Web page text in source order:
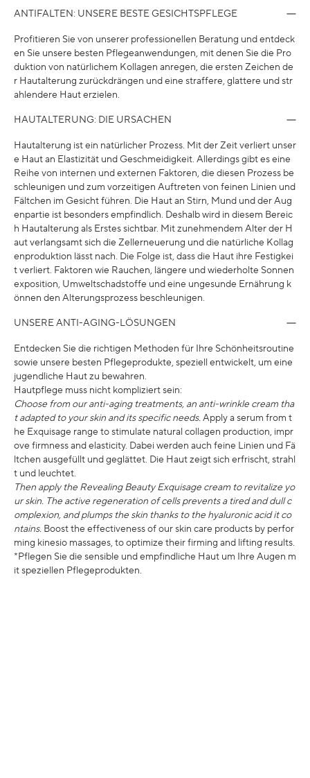
ANTIFALTEN: UNSERE BESTE GESICHTSPFLEGE
Profitieren Sie von unserer professionellen Beratung und entdeck
en Sie unsere besten Pflegeanwendungen, mit denen Sie die Pro
duktion von natürlichem Kollagen anregen, die ersten Zeichen de
r Hautalterung zurückdrängen und eine straffere, glattere und str
ahlendere Haut erzielen.
HAUTALTERUNG: DIE URSACHEN
Hautalterung ist ein natürlicher Prozess. Mit der Zeit verliert unser
e Haut an Elastizität und Geschmeidigkeit. Allerdings gibt es eine
Reihe von internen und externen Faktoren, die diesen Prozess be
schleunigen und zum vorzeitigen Auftreten von feinen Linien und
Fältchen im Gesicht führen. Die Haut an Stirn, Mund und der Aug
enpartie ist besonders empfindlich. Deshalb wird in diesem Bereic
h Hautalterung als Erstes sichtbar. Mit zunehmendem Alter der H
aut verlangsamt sich die Zellerneuerung und die natürliche Kollag
enproduktion lässt nach. Die Folge ist, dass die Haut ihre Festigkei
t verliert. Faktoren wie Rauchen, längere und wiederholte Sonnen
exposition, Umweltschadstoffe und eine ungesunde Ernährung k
önnen den Alterungsprozess beschleunigen.
UNSERE ANTI-AGING-LÖSUNGEN
Entdecken Sie die richtigen Methoden für Ihre Schönheitsroutine
sowie unsere besten Pflegeprodukte, speziell entwickelt, um eine
jugendliche Haut zu bewahren.
Hautpflege muss nicht kompliziert sein:
Choose from our anti-aging treatments, an anti-wrinkle cream tha
t adapted to your skin and its specific needs.Apply a serum from t
he Exquisage range to stimulate natural collagen production, impr
ove firmness and elasticity. Dabei werden auch feine Linien und Fä
ltchen ausgefüllt und geglättet. Die Haut zeigt sich erfrischt, strahl
t und leuchtet.
Then apply the Revealing Beauty Exquisage cream to revitalize yo
ur skin. The active regeneration of cells prevents a tired and dull c
omplexion, and plumps the skin thanks to the hyaluronic acid it co
ntains. Boost the effectiveness of our skin care products by perfor
ming kinesio massages, to optimize their firming and lifting results.
*Pflegen Sie die sensible und empfindliche Haut um Ihre Augen m
it speziellen Pflegeprodukten.